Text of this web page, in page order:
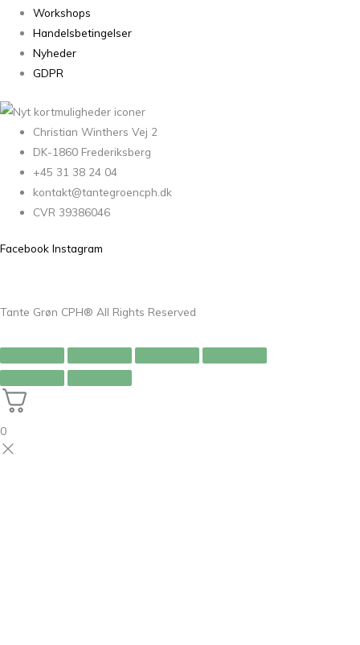
Workshops
Handelsbetingelser
Nyheder
GDPR
Christian Winthers Vej 2
DK-1860 Frederiksberg
+45 31 38 24 04
kontakt@tantegroencph.dk
CVR 39386046
Facebook Instagram
Tante Grøn CPH® All Rights Reserved
0